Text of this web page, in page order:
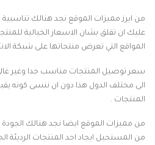
من ابرز مميزات الموقع نجد هنالك
عليك ان تقلق بشان الاسعار الخيالية
المواقع التي تعرض منتجاتها على شبكة
سعر توصيل المنتجات مناسب جدا وغير
الى مختلف الدول هذا دون ان ننسى كونه
المنتجات .
من مميزات الموقع ايضا نجد هنالك الجودة
من المستحيل ايجاد احد المنتجات الرديئة